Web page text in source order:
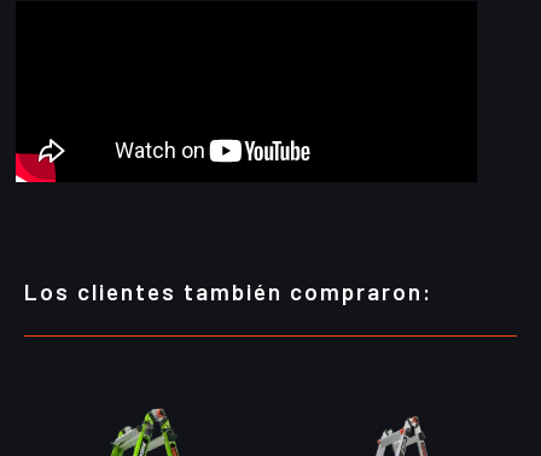
Los clientes también compraron: